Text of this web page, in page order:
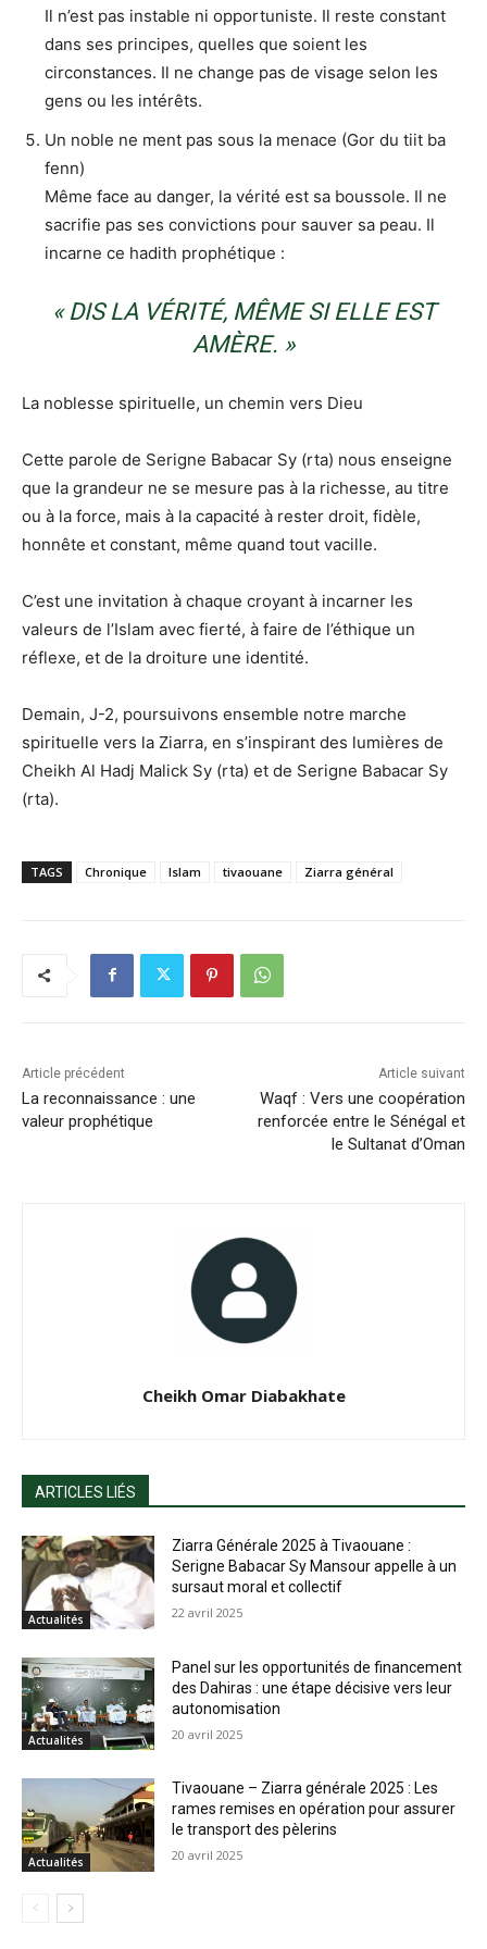
Il n’est pas instable ni opportuniste. Il reste constant
dans ses principes, quelles que soient les
circonstances. Il ne change pas de visage selon les
gens ou les intérêts.
Un noble ne ment pas sous la menace (Gor du tiit ba
fenn)
Même face au danger, la vérité est sa boussole. Il ne
sacrifie pas ses convictions pour sauver sa peau. Il
incarne ce hadith prophétique :
« DIS LA VÉRITÉ, MÊME SI ELLE EST
AMÈRE. »
La noblesse spirituelle, un chemin vers Dieu
Cette parole de Serigne Babacar Sy (rta) nous enseigne
que la grandeur ne se mesure pas à la richesse, au titre
ou à la force, mais à la capacité à rester droit, fidèle,
honnête et constant, même quand tout vacille.
C’est une invitation à chaque croyant à incarner les
valeurs de l’Islam avec fierté, à faire de l’éthique un
réflexe, et de la droiture une identité.
Demain, J-2, poursuivons ensemble notre marche
spirituelle vers la Ziarra, en s’inspirant des lumières de
Cheikh Al Hadj Malick Sy (rta) et de Serigne Babacar Sy
(rta).
TAGS Chronique Islam tivaouane Ziarra général
Article précédent
La reconnaissance : une
valeur prophétique
Article suivant
Waqf : Vers une coopération
renforcée entre le Sénégal et
le Sultanat d’Oman
Cheikh Omar Diabakhate
ARTICLES LIÉS
Actualités
Ziarra Générale 2025 à Tivaouane :
Serigne Babacar Sy Mansour appelle à un
sursaut moral et collectif
22 avril 2025
Actualités
Panel sur les opportunités de financement
des Dahiras : une étape décisive vers leur
autonomisation
20 avril 2025
Actualités
Tivaouane – Ziarra générale 2025 : Les
rames remises en opération pour assurer
le transport des pèlerins
20 avril 2025